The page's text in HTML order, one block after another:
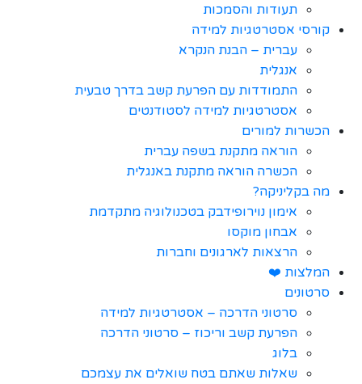
תעודות והסמכות
קורסי אסטרטגיות למידה
עברית – הבנת הנקרא
אנגלית
התמודדות עם הפרעת קשב בדרך טבעית
אסטרטגיות למידה לסטודנטים
הכשרות למורים
הוראה מתקנת בשפה עברית
הכשרה הוראה מתקנת באנגלית
מה בקליניקה?
אימון נוירופידבק בטכנולוגיה מתקדמת
אבחון מוקסו
הרצאות לארגונים וחברות
המלצות ❤️
סרטונים
סרטוני הדרכה – אסטרטגיות למידה
הפרעת קשב וריכוז – סרטוני הדרכה
בלוג
שאלות שאתם בטח שואלים את עצמכם